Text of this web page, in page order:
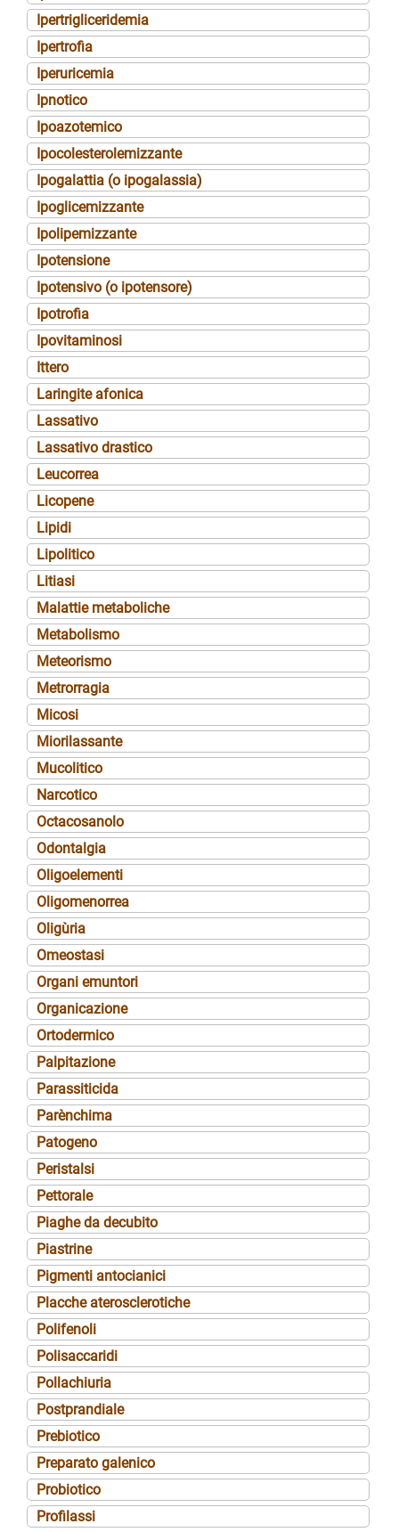
Ipertrigliceridemia
Ipertrofia
Iperuricemia
Ipnotico
Ipoazotemico
Ipocolesterolemizzante
Ipogalattia (o ipogalassia)
Ipoglicemizzante
Ipolipemizzante
Ipotensione
Ipotensivo (o ipotensore)
Ipotrofia
Ipovitaminosi
Ittero
Laringite afonica
Lassativo
Lassativo drastico
Leucorrea
Licopene
Lipidi
Lipolitico
Litiasi
Malattie metaboliche
Metabolismo
Meteorismo
Metrorragia
Micosi
Miorilassante
Mucolitico
Narcotico
Octacosanolo
Odontalgia
Oligoelementi
Oligomenorrea
Oligùria
Omeostasi
Organi emuntori
Organicazione
Ortodermico
Palpitazione
Parassiticida
Parènchima
Patogeno
Peristalsi
Pettorale
Piaghe da decubito
Piastrine
Pigmenti antocianici
Placche aterosclerotiche
Polifenoli
Polisaccaridi
Pollachiuria
Postprandiale
Prebiotico
Preparato galenico
Probiotico
Profilassi